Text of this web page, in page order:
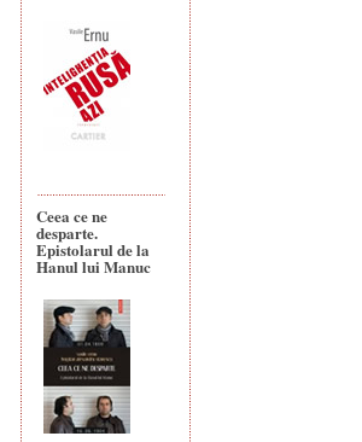
Ceea ce ne
desparte.
Epistolarul de la
Hanul lui Manuc